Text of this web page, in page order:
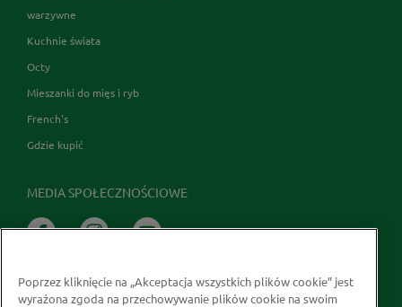
warzywne
Kuchnie świata
Octy
Mieszanki do mięs i ryb
French's
Gdzie kupić
MEDIA SPOŁECZNOŚCIOWE
Poprzez kliknięcie na „Akceptacja wszystkich plików cookie” jest
wyrażona zgoda na przechowywanie plików cookie na swoim